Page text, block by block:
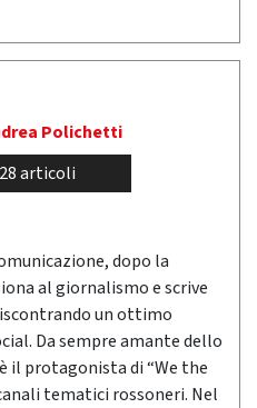
Polichetti
articoli
dopo la
al giornalismo e scrive
un ottimo
Da sempre amante dello
il protagonista di “We the
tematici rossoneri. Nel